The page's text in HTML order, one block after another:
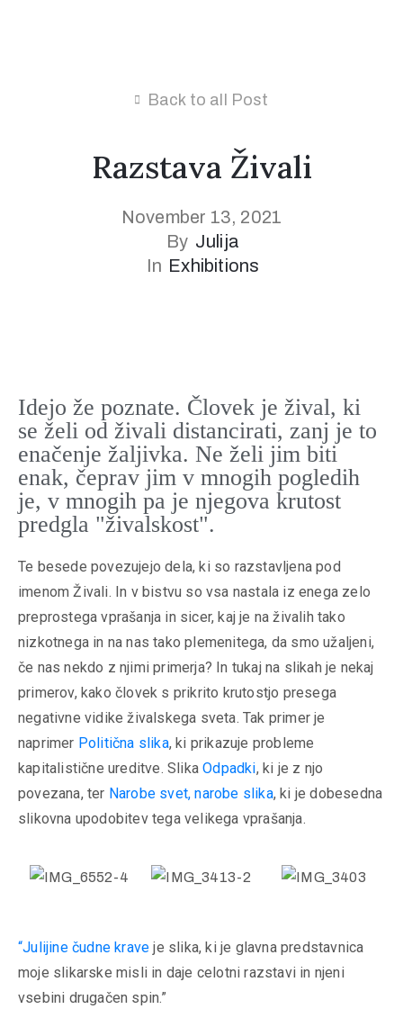
Back to all Post
Razstava Živali
November 13, 2021
By Julija
In Exhibitions
Idejo že poznate. Človek je žival, ki
se želi od živali distancirati, zanj je to
enačenje žaljivka. Ne želi jim biti
enak, čeprav jim v mnogih pogledih
je, v mnogih pa je njegova krutost
predgla "živalskost".
Te besede povezujejo dela, ki so razstavljena pod
imenom Živali. In v bistvu so vsa nastala iz enega zelo
preprostega vprašanja in sicer, kaj je na živalih tako
nizkotnega in na nas tako plemenitega, da smo užaljeni,
če nas nekdo z njimi primerja? In tukaj na slikah je nekaj
primerov, kako človek s prikrito krutostjo presega
negativne vidike živalskega sveta. Tak primer je
naprimer Politična slika, ki prikazuje probleme
kapitalistične ureditve. SlikaOdpadki, ki je z njo
povezana, ter Narobe svet, narobe slika, ki je dobesedna
slikovna upodobitev tega velikega vprašanja.
“Julijine čudne krave je slika, ki je glavna predstavnica
moje slikarske misli in daje celotni razstavi in njeni
vsebini drugačen spin.”